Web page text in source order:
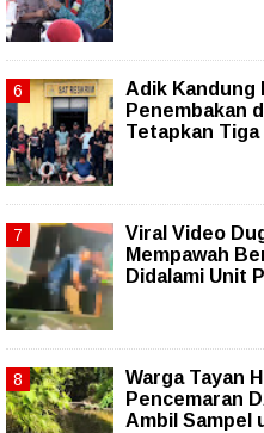
Adik Kandung
Penembakan
Tetapkan
Viral Video
Mempawah
Didalami Unit
Warga Tayan
Pencemaran
Ambil Sampel